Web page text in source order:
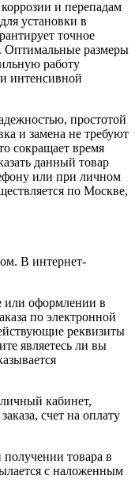
и перепадам
установки в
точное
Оптимальные размеры
работу
интенсивной
простотой
и замена не требуют
сокращает время
данный товар
или при личном
по Москве,
В интернет-
или оформлении в
по электронной
реквизиты
являетесь ли вы
кабинет,
счет на оплату
товара в
с наложенным